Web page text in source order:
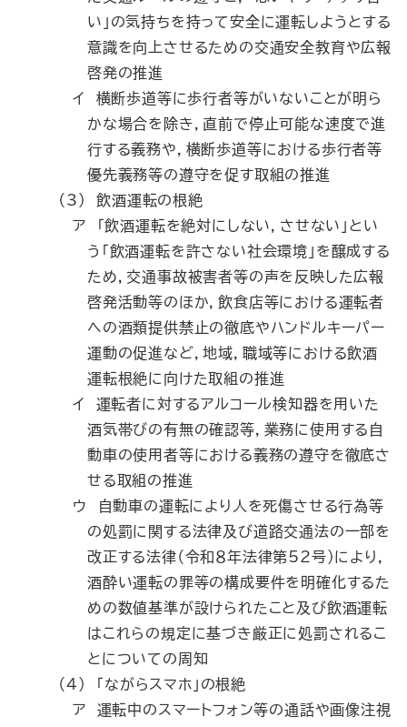
い」の気持ちを持って安全に運転しようとする
意識を向上させるための交通安全教育や広報
啓発の推進
イ 横断歩道等に歩行者等がいないことが明ら
かな場合を除き，直前で停止可能な速度で進
行する義務や，横断歩道等における歩行者等
優先義務等の遵守を促す取組の推進
（3） 飲酒運転の根絶
ア 「飲酒運転を絶対にしない，させない」とい
う「飲酒運転を許さない社会環境」を醸成する
ため，交通事故被害者等の声を反映した広報
啓発活動等のほか，飲食店等における運転者
への酒類提供禁止の徹底やハンドルキーパー
運動の促進など，地域，職域等における飲酒
運転根絶に向けた取組の推進
イ 運転者に対するアルコール検知器を用いた
酒気帯びの有無の確認等，業務に使用する自
動車の使用者等における義務の遵守を徹底さ
せる取組の推進
ウ 自動車の運転により人を死傷させる行為等
の処罰に関する法律及び道路交通法の一部を
改正する法律（令和８年法律第52号）により，
酒酔い運転の罪等の構成要件を明確化するた
めの数値基準が設けられたこと及び飲酒運転
はこれらの規定に基づき厳正に処罰されるこ
とについての周知
（4） 「ながらスマホ」の根絶
ア 運転中のスマートフォン等の通話や画像注視